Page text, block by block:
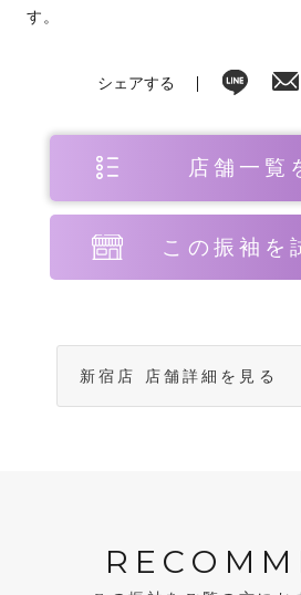
す。
シェアする
店舗一覧
この振袖を
新宿店 店舗詳細を見る